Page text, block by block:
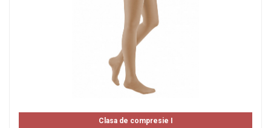
Clasa de compresie I